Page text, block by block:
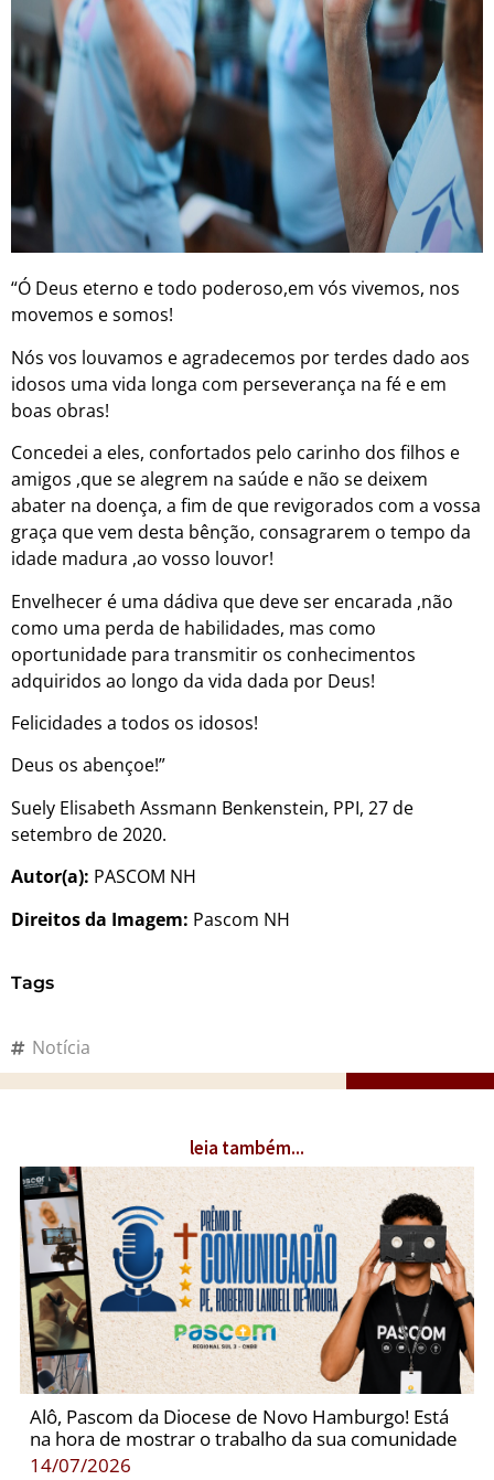
“Ó Deus eterno e todo poderoso,em vós vivemos, nos
movemos e somos!
Nós vos louvamos e agradecemos por terdes dado aos
idosos uma vida longa com perseverança na fé e em
boas obras!
Concedei a eles, confortados pelo carinho dos filhos e
amigos ,que se alegrem na saúde e não se deixem
abater na doença, a fim de que revigorados com a vossa
graça que vem desta bênção, consagrarem o tempo da
idade madura ,ao vosso louvor!
Envelhecer é uma dádiva que deve ser encarada ,não
como uma perda de habilidades, mas como
oportunidade para transmitir os conhecimentos
adquiridos ao longo da vida dada por Deus!
Felicidades a todos os idosos!
Deus os abençoe!”
Suely Elisabeth Assmann Benkenstein, PPI, 27 de
setembro de 2020.
Autor(a): PASCOM NH
Direitos da Imagem: Pascom NH
Tags
Notícia
leia também...
Alô, Pascom da Diocese de Novo Hamburgo! Está
na hora de mostrar o trabalho da sua comunidade
14/07/2026